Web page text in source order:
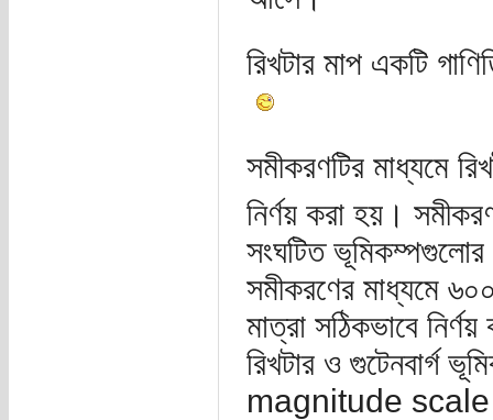
রিখটার মাপ একটি
সমীকরণটির মাধ্যমে
নির্ণয় করা হয়।
সংঘটিত ভূমিকম্পগুলোর
সমীকরণের মাধ্যমে
মাত্রা সঠিকভাবে
রিখটার ও গুটেনবার্গ
magnitude